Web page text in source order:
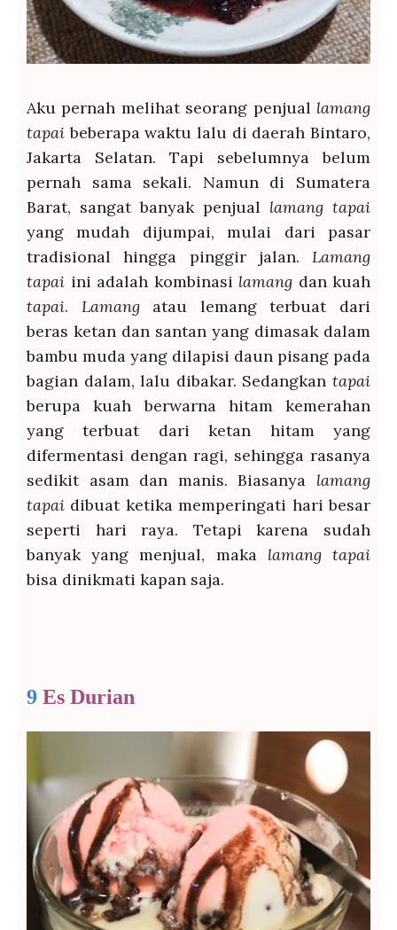
Aku pernah melihat seorang penjual lamang
tapai beberapa waktu lalu di daerah Bintaro,
Jakarta Selatan. Tapi sebelumnya belum
pernah sama sekali. Namun di Sumatera
Barat, sangat banyak penjual lamang tapai
yang mudah dijumpai, mulai dari pasar
tradisional hingga pinggir jalan. Lamang
tapai ini adalah kombinasi lamang dan kuah
tapai. Lamangatau lemang terbuat dari
beras ketan dan santan yang dimasak dalam
bambu muda yang dilapisi daun pisang pada
bagian dalam, lalu dibakar. Sedangkan tapai
berupa kuah berwarna hitam kemerahan
yang terbuat dari ketan hitam yang
difermentasi dengan ragi, sehingga rasanya
sedikit asam dan manis. Biasanya lamang
tapai dibuat ketika memperingati hari besar
seperti hari raya. Tetapi karena sudah
banyak yang menjual, maka lamang tapai
bisa dinikmati kapan saja.
9 Es Durian